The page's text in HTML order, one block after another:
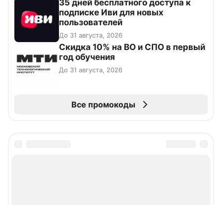
35 дней бесплатного доступа к
подписке Иви для новых
пользователей
До 31 августа, 2026
Скидка 10% на ВО и СПО в первый
год обучения
До 31 августа, 2026
Все промокоды